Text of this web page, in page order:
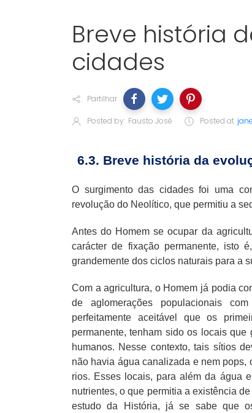
Breve história
cidades
Partilhar
Posted by: Fausto José Posted at
6.3. Breve história da
O surgimento das cidades foi uma
revolução do Neolítico, que permitiu a
Antes do Homem se ocupar da
carácter de fixação permanente, isto
grandemente dos ciclos naturais para a
Com a agricultura, o Homem já podia
de aglomerações populacionais
perfeitamente aceitável que os
permanente, tenham sido os locais
humanos. Nesse contexto, tais sítios
não havia água canalizada e nem
rios. Esses locais, para além da água
nutrientes, o que permitia a existência
estudo da História, já se sabe que